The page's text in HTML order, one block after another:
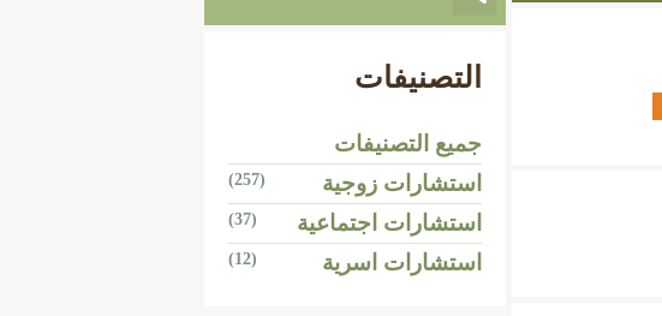
التصنيفات
جميع التصنيفات
استشارات زوجية
(257)
استشارات اجتماعية (37)
استشارات اسرية (12)